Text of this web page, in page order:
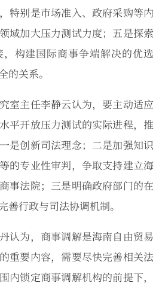
特别是市场准入、政府采购等内
域加大压力测试力度；五是探索
构建国际商事争端解决的优选
的关系。
室主任李静云认为，要主动适应
平开放压力测试的实际进程，推
是创新司法理念；二是加强知识
的专业性审判，争取支持建立海
事法院；三是明确政府部门的在
善行政与司法协调机制。
认为，商事调解是海南自由贸易
重要内容，需要尽快完善相关法
内锁定商事调解机构的前提下，